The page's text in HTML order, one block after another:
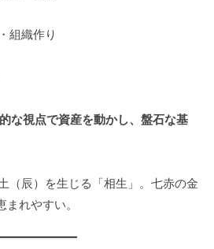
組織作り
的な視点で資産を動かし、盤石な基
（辰）を生じる「相生」。七赤の金
れやすい。